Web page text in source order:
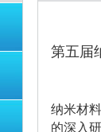
第五届
纳米材
的深入